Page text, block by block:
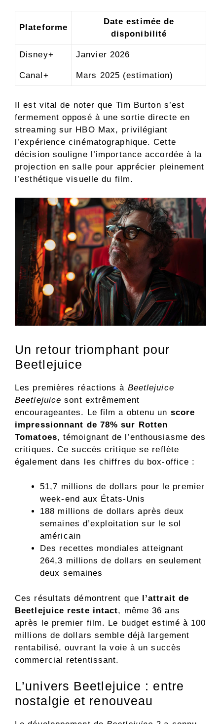
Plateforme
Date estimée de
disponibilité
Disney+ Janvier 2026
Canal+ Mars 2025 (estimation)
Il est vital de noter que Tim Burton s’est
fermement opposé à une sortie directe en
streaming sur HBO Max, privilégiant
l’expérience cinématographique. Cette
décision souligne l’importance accordée à la
projection en salle pour apprécier pleinement
l’esthétique visuelle du film.
Un retour triomphant pour
Beetlejuice
Les premières réactions à Beetlejuice
Beetlejuice sont extrêmement
encourageantes. Le film a obtenu un score
impressionnant de 78% sur Rotten
Tomatoes, témoignant de l’enthousiasme des
critiques. Ce succès critique se reflète
également dans les chiffres du box-office :
51,7 millions de dollars pour le premier
week-end aux États-Unis
188 millions de dollars après deux
semaines d’exploitation sur le sol
américain
Des recettes mondiales atteignant
264,3 millions de dollars en seulement
deux semaines
Ces résultats démontrent que l’attrait de
Beetlejuice reste intact, même 36 ans
après le premier film. Le budget estimé à 100
millions de dollars semble déjà largement
rentabilisé, ouvrant la voie à un succès
commercial retentissant.
L’univers Beetlejuice : entre
nostalgie et renouveau